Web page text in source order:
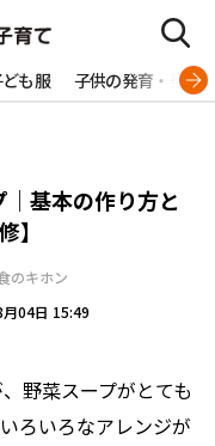
も服 子供の発育・発達
基本の作り方と
】
のキホン
04日 15:49
野菜スープがとても
ろいろなアレンジが